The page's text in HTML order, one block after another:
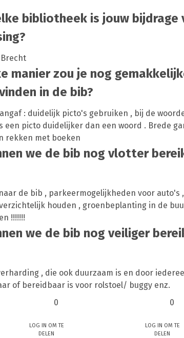
bibliotheek is jouw bijdrage
manier zou je nog
in de bib?
: duidelijk picto's gebruiken , bij de
een picto duidelijker dan een woord . Brede
rekken met boeken
we de bib nog vlotter
de bib , parkeermogelijkheden voor auto's
houden , groenbeplanting in de
!!!!!!!
we de bib nog veiliger
, die ook duurzaam is en door
of bereidbaar is voor rolstoel/ buggy enz.
0
Log in om te
delen
0
Log in om te
delen